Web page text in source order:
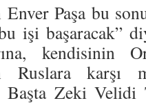
Enver Paşa bu
işi başaracak”
kendisinin
karşı
Başta Zeki Velidi